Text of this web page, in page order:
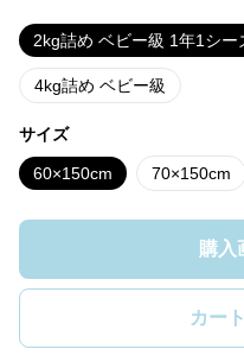
2kg詰め ベビー級 1年1シー
4kg詰め ベビー級
サイズ
60×150cm 70×150cm
購入
カー